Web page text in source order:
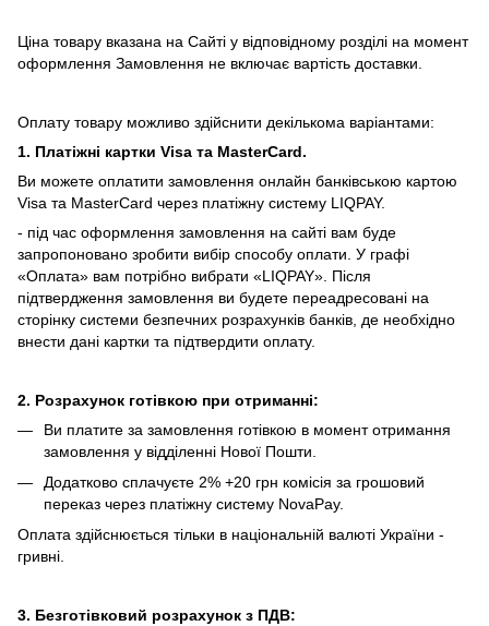
Ціна товару вказана на Сайті у відповідному розділі на момент
оформлення Замовлення не включає вартість доставки.
Оплату товару можливо здійснити декількома варіантами:
1. Платіжні картки Visa та MasterCard.
Ви можете оплатити замовлення онлайн банківською картою
Visa та MasterCard через платіжну систему LIQPAY.
- під час оформлення замовлення на сайті вам буде
запропоновано зробити вибір способу оплати. У графі
«Оплата» вам потрібно вибрати «LIQPAY». Після
підтвердження замовлення ви будете переадресовані на
сторінку системи безпечних розрахунків банків, де необхідно
внести дані картки та підтвердити оплату.
2. Розрахунок готівкою при отриманні:
Ви платите за замовлення готівкою в момент отримання
замовлення у відділенні Нової Пошти.
Додатково сплачуєте 2% +20 грн комісія за грошовий
переказ через платіжну систему NovaPay.
Оплата здійснюється тільки в національній валюті України -
гривні.
3. Безготівковий розрахунок з ПДВ: